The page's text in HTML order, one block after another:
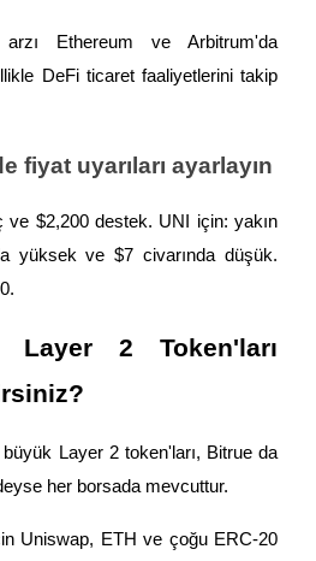
Ethereum ve Arbitrum'da
DeFi ticaret faaliyetlerini takip
fiyat uyarıları ayarlayın
ve $2,200 destek. UNI için: yakın
yüksek ve $7 civarında düşük.
2 Token'ları
Layer 2 token'ları, Bitrue da
her borsada mevcuttur.
Uniswap, ETH ve çoğu ERC-20